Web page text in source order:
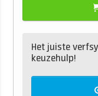
Het juiste
keuzehulp!